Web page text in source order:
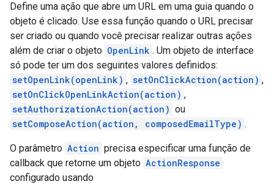
Define uma ação que abre um URL em uma guia quando o
objeto é clicado. Use essa função quando o URL precisar
ser criado ou quando você precisar realizar outras ações
além de criar o objeto OpenLink . Um objeto de interface
só pode ter um dos seguintes valores definidos:
setOpenLink(openLink) , setOnClickAction(action) ,
setOnClickOpenLinkAction(action) ,
setAuthorizationAction(action) ou
setComposeAction(action, composedEmailType) .
O parâmetro Action precisa especificar uma função de
callback que retorne um objeto ActionResponse
configurado usando